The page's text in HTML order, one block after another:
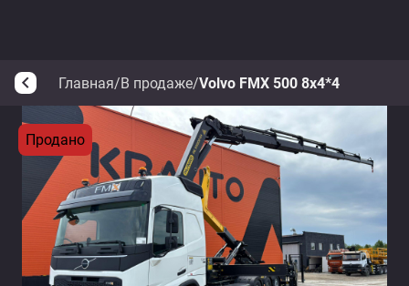
arrow_back_ios Главная/В продаже/Volvo FMX 500 8x4*4
Продано